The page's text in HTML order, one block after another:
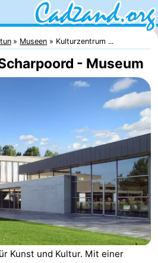
Museen Kulturzentrum ...
- Museum
Kunst und Kultur. Mit einer